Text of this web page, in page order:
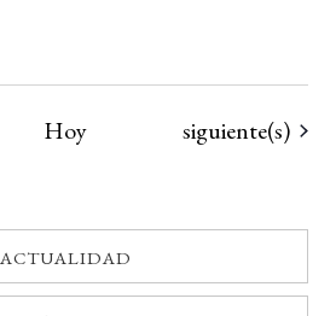
Hoy Eventos
siguiente(s)
ACTUALIDAD